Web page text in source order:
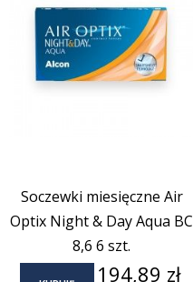
Marka
Soczewki miesięczne Air
Optix Night & Day Aqua BC
8,6 6 szt.
Cena
194,89 zł